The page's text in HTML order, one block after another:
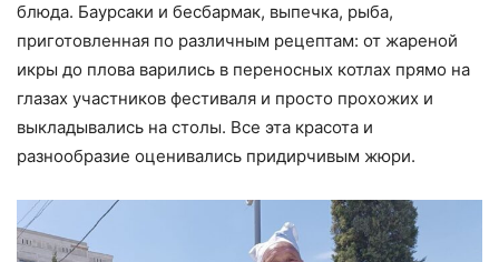
блюда. Баурсаки и бесбармак, выпечка, рыба,
приготовленная по различным рецептам: от жареной
икры до плова варились в переносных котлах прямо на
глазах участников фестиваля и просто прохожих и
выкладывались на столы. Все эта красота и
разнообразие оценивались придирчивым жюри.